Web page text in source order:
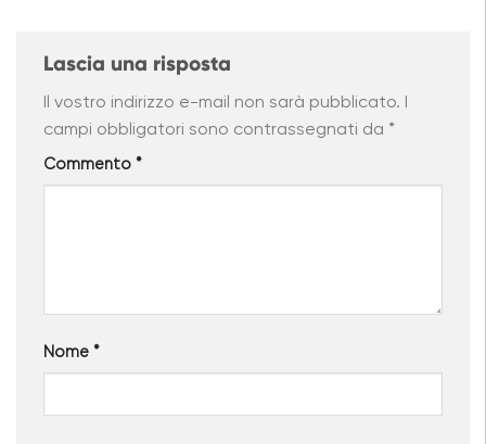
Lascia una risposta
Il vostro indirizzo e-mail non sarà pubblicato. I
campi obbligatori sono contrassegnati da *
Commento *
Nome *